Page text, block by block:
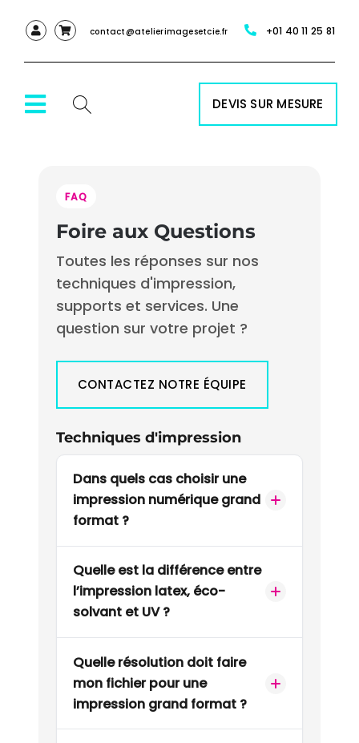
contact@atelierimagesetcie.fr +01 40 11 25 81
Toggle
NOS SERVICES
NOS PRODUITS
RÉALISATIONS
ÉCO-RESPONSABLE
CONTACT
DEVIS SUR MESURE
FAQ
Foire aux Questions
Toutes les réponses sur nos
techniques d'impression,
supports et services. Une
question sur votre projet ?
CONTACTEZ NOTRE ÉQUIPE
Techniques d'impression
Dans quels cas choisir une
impression numérique grand
format ?
Quelle est la différence entre
l’impression latex, éco-
solvant et UV ?
Quelle résolution doit faire
mon fichier pour une
impression grand format ?